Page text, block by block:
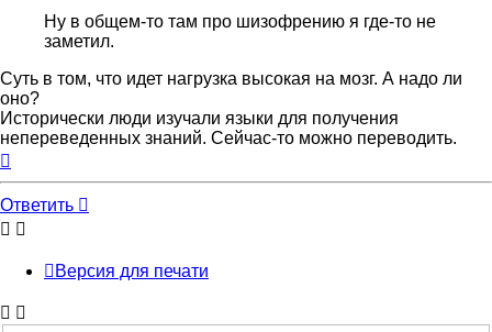
Ну в общем-то там про шизофрению я где-то не
заметил.
Суть в том, что идет нагрузка высокая на мозг. А надо ли
оно?
Исторически люди изучали языки для получения
непереведенных знаний. Сейчас-то можно переводить.
началу
Ответить
Версия для печати